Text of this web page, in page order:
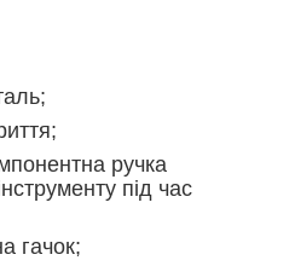
ручка
під час
гачок;